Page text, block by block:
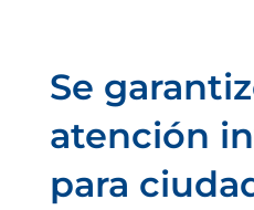
Se
atención
para